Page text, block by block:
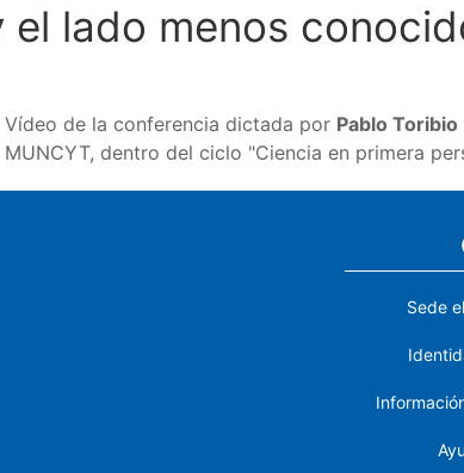
lado menos
Vídeo de la conferencia dictada por Pablo Toribio
MUNCYT, dentro del ciclo "Ciencia en primera
Sede